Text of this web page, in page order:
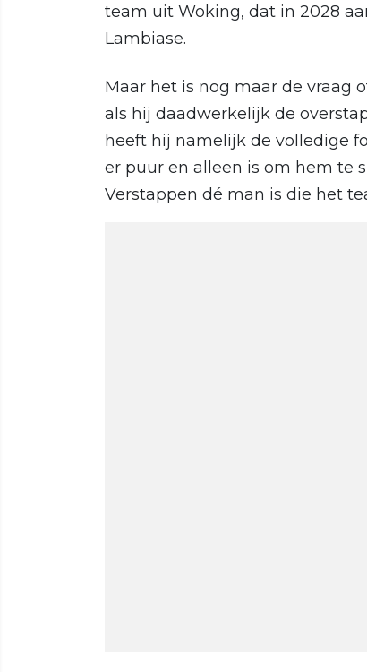
team uit Woking, dat in 2028
Lambiase.
Maar het is nog maar de vraag
als hij daadwerkelijk de
heeft hij namelijk de volledige
er puur en alleen is om hem te
Verstappen dé man is die het